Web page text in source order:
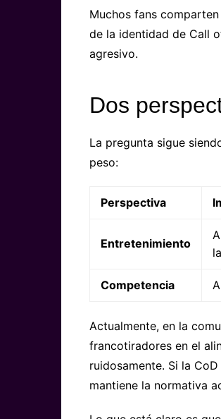
Muchos fans
de la identidad de Call
agresivo.
Dos
La pregunta sigue
peso:
Perspectiva
Entretenimiento
Competencia
Actualmente, en la
francotiradores en el
ruidosamente. Si la
mantiene la normativa